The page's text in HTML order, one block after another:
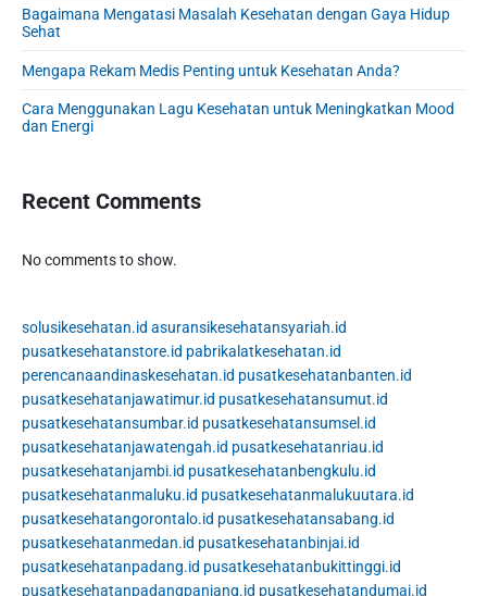
b
a
r
Bagaimana Mengatasi Masalah Kesehatan dengan Gaya Hidup
Sehat
Mengapa Rekam Medis Penting untuk Kesehatan Anda?
Cara Menggunakan Lagu Kesehatan untuk Meningkatkan Mood
dan Energi
Recent Comments
No comments to show.
solusikesehatan.id asuransikesehatansyariah.id
pusatkesehatanstore.id pabrikalatkesehatan.id
perencanaandinaskesehatan.id pusatkesehatanbanten.id
pusatkesehatanjawatimur.id pusatkesehatansumut.id
pusatkesehatansumbar.id pusatkesehatansumsel.id
pusatkesehatanjawatengah.id pusatkesehatanriau.id
pusatkesehatanjambi.id pusatkesehatanbengkulu.id
pusatkesehatanmaluku.id pusatkesehatanmalukuutara.id
pusatkesehatangorontalo.id pusatkesehatansabang.id
pusatkesehatanmedan.id pusatkesehatanbinjai.id
pusatkesehatanpadang.id pusatkesehatanbukittinggi.id
pusatkesehatanpadangpanjang.id pusatkesehatandumai.id